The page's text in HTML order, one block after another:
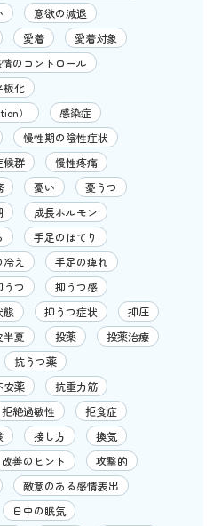
意欲の減退
愛着
愛着対象
のコントロール
板化
）
感染症
慢性期の陰性症状
候群
慢性疼痛
憂い
憂うつ
成長ホルモン
手足のほてり
え
手足の痺れ
うつ
抑うつ感
態 抑うつ症状
抑圧
半夏 投薬
投薬治療
抗うつ薬
安薬
抗重力筋
拒絶過敏性
拒食症
接し方
換気
改善のヒント
攻撃的
敵意のある感情表出
日中の眠気